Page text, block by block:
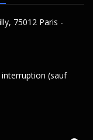
75012 Paris -
interruption (sauf